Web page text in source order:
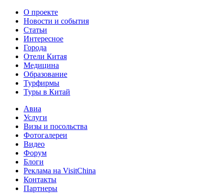
О проекте
Новости и события
Статьи
Интересное
Города
Отели Китая
Медицина
Образование
Турфирмы
Туры в Китай
Авиа
Услуги
Визы и посольства
Фотогалереи
Видео
Форум
Блоги
Реклама на VisitChina
Контакты
Партнеры